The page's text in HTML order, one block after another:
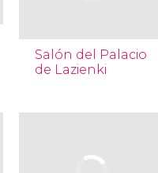
Salón del Palacio
de Lazienki